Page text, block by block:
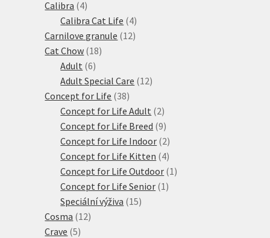
Calibra 44
produkty
Calibra Cat Life 44
produkty
Carnilove granule 1212
Cat Chow 1818
Adult 66
produktů
Adult Special Care 1212
Concept for Life 3838
produktů
Concept for Life Adult 22
produkty
Concept for Life Breed 99
produktů
Concept for Life Indoor 22
produkty
Concept for Life Kitten 44
produkty
Concept for Life Outdoor 1 1
Concept for Life Senior 1 1
Speciální výživa 1515
Cosma 1212
Crave 55